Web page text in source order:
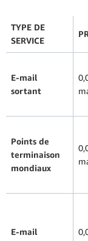
TYPE DE
SERVICE
E-mail
sortant
Points de
terminaison
mondiaux
E-mail